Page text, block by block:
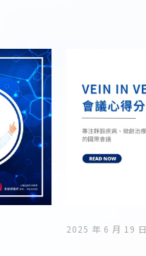
2025 年 6 月 19 日